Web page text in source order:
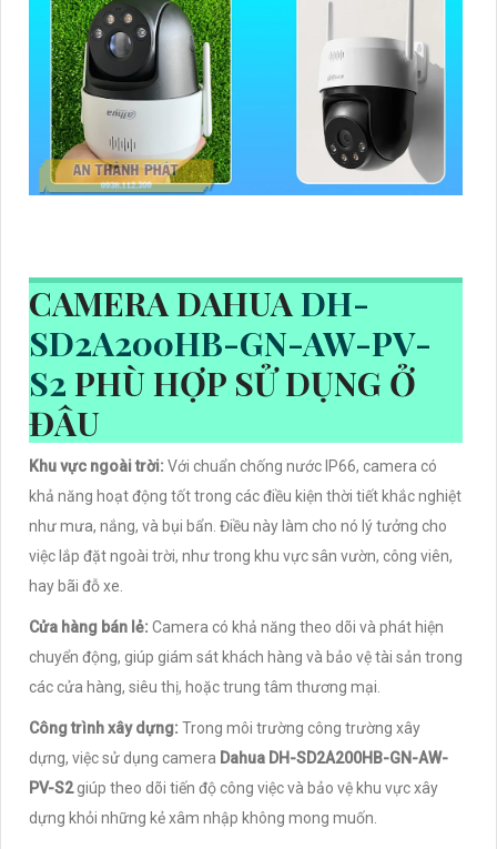
CAMERA DAHUADH-
SD2A200HB-GN-AW-PV-
S2 PHÙ HỢP SỬ DỤNG Ở
ĐÂU
Khu vực ngoài trời: Với chuẩn chống nước IP66, camera có
khả năng hoạt động tốt trong các điều kiện thời tiết khắc nghiệt
như mưa, nắng, và bụi bẩn. Điều này làm cho nó lý tưởng cho
việc lắp đặt ngoài trời, như trong khu vực sân vườn, công viên,
hay bãi đỗ xe.
Cửa hàng bán lẻ: Camera có khả năng theo dõi và phát hiện
chuyển động, giúp giám sát khách hàng và bảo vệ tài sản trong
các cửa hàng, siêu thị, hoặc trung tâm thương mại.
Công trình xây dựng: Trong môi trường công trường xây
dựng, việc sử dụng camera Dahua DH-SD2A200HB-GN-AW-
PV-S2giúp theo dõi tiến độ công việc và bảo vệ khu vực xây
dựng khỏi những kẻ xâm nhập không mong muốn.